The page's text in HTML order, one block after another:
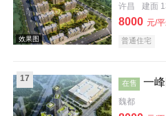
效果图
许昌 建面
8000 元/
普通住宅
17 在售 一
魏都